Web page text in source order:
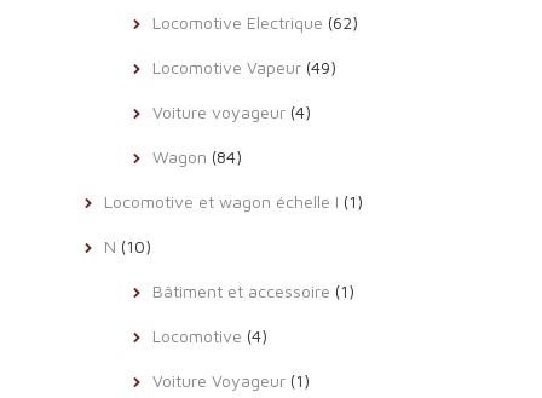
Locomotive Electrique (62)
Locomotive Vapeur (49)
Voiture voyageur (4)
Wagon (84)
Locomotive et wagon échelle I (1)
N (10)
Bâtiment et accessoire (1)
Locomotive (4)
Voiture Voyageur (1)